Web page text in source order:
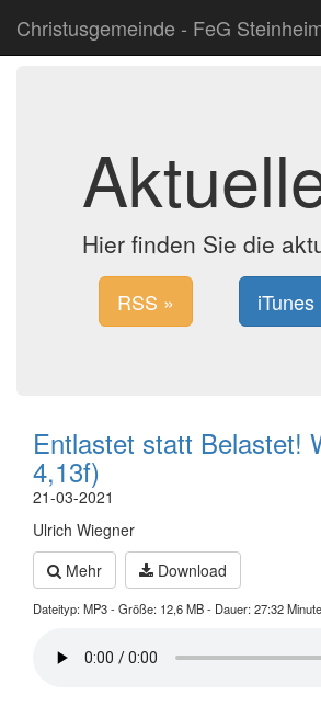
Christusgemeinde - FeG
Hier finden Sie die
RSS » iTunes
Entlastet statt Belastet!
4,13f)
21-03-2021
Ulrich Wiegner
Mehr
Download
Dateityp: MP3 - Größe: 12,6 MB - Dauer: 27:32